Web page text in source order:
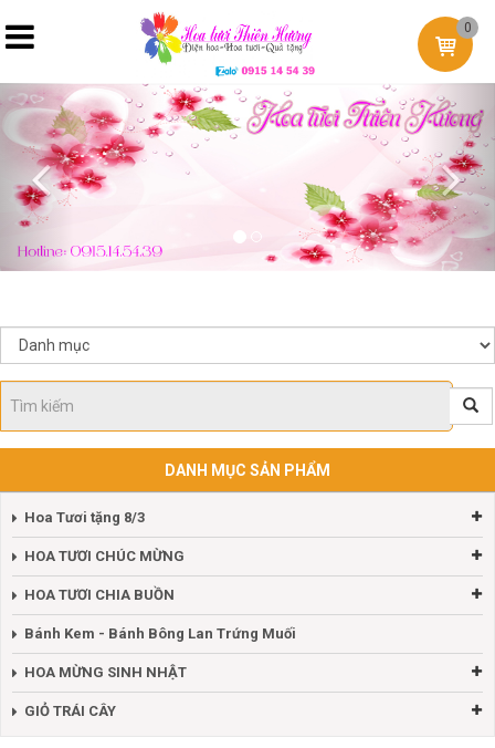
0
Previous
DANH MỤC SẢN PHẨM
Hoa Tươi tặng 8/3
HOA TƯƠI CHÚC MỪNG
HOA TƯƠI CHIA BUỒN
Bánh Kem - Bánh Bông Lan Trứng Muối
HOA MỪNG SINH NHẬT
GIỎ TRÁI CÂY